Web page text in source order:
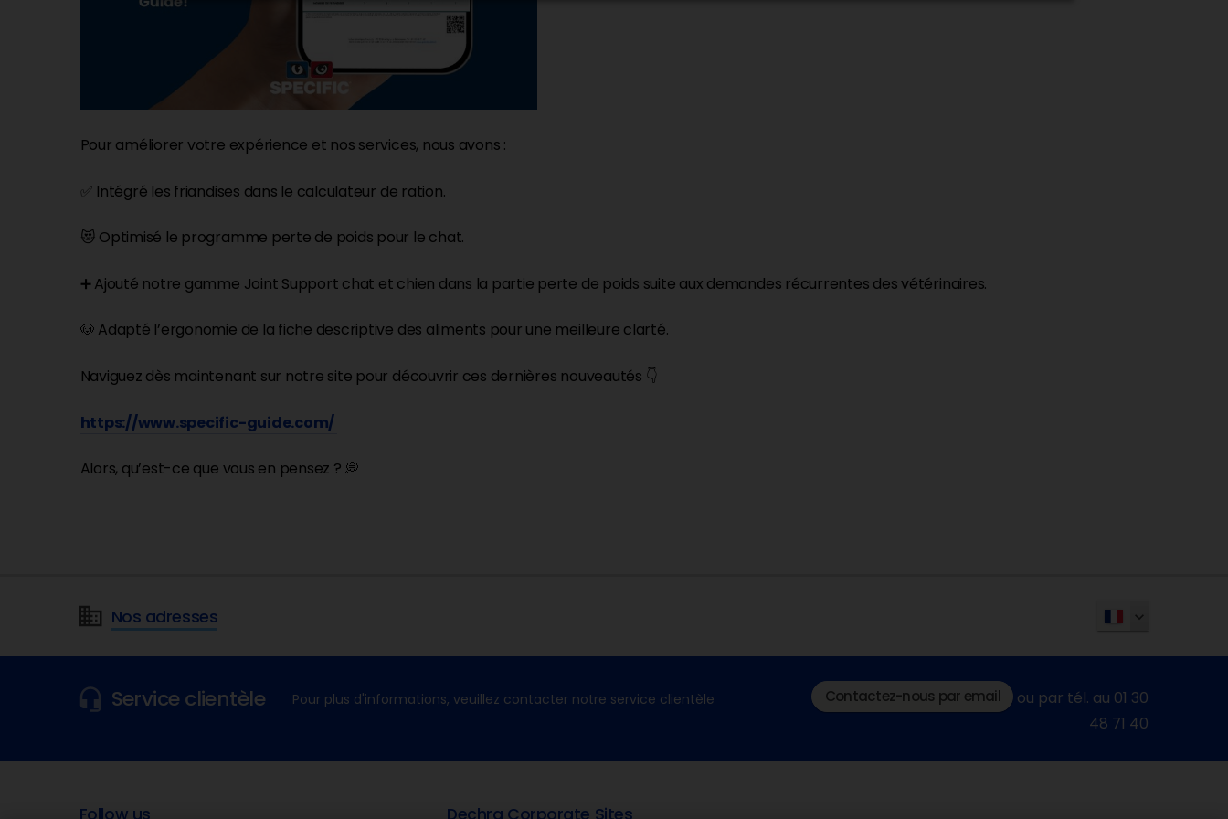
Pour améliorer votre expérience et nos services, nous avons :
✅ Intégré les friandises dans le calculateur de ration.
😻 Optimisé le programme perte de poids pour le chat.
➕ Ajouté notre gamme Joint Support chat et chien dans la partie perte de poids suite aux demandes récurrentes des vétérinaires.
🐶 Adapté l’ergonomie de la fiche descriptive des aliments pour une meilleure clarté.
Naviguez dès maintenant sur notre site pour découvrir ces dernières nouveautés 👇
https://www.specific-guide.com/
Alors, qu’est-ce que vous en pensez ? 💭
Nos adresses
Service clientèle Pour plus d'informations, veuillez contacter notre service clientèle Contactez-nous par email
ou par tél. au 01 30
48 71 40
Follow us Dechra Corporate Sites